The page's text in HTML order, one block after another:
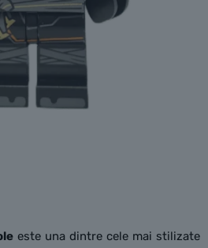
este una dintre cele mai stilizate